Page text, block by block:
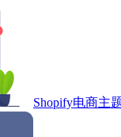
Shopify电商主